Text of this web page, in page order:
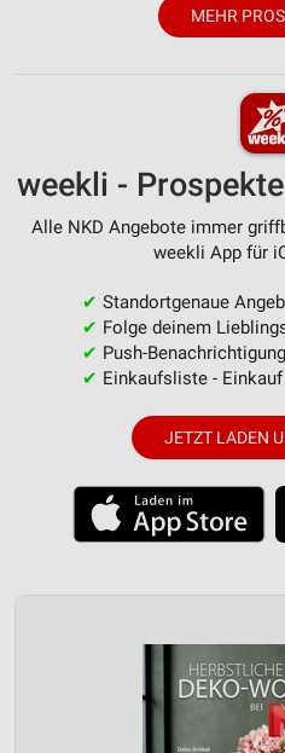
MEHR
weekli -
Alle NKD Angebote immer
weekli App für
✔ Standortgenaue
✔ Folge deinem
✔ Push-
✔ Einkaufsliste -
JETZT LADEN